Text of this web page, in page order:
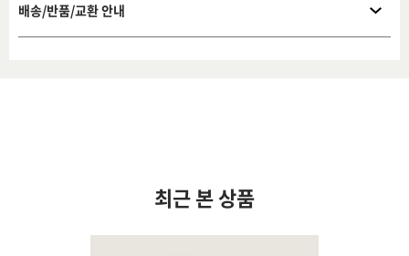
배송/반품/교환 안내
최근 본 상품